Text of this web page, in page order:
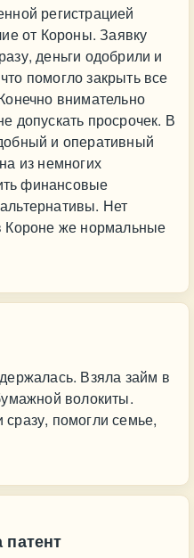
регистрацией
от Короны. Заявку
деньги одобрили и
помогло закрыть все
внимательно
допускать просрочек. В
и оперативный
из немногих
финансовые
Нет
Короне же нормальные
Взяла займ в
волокиты.
помогли семье,